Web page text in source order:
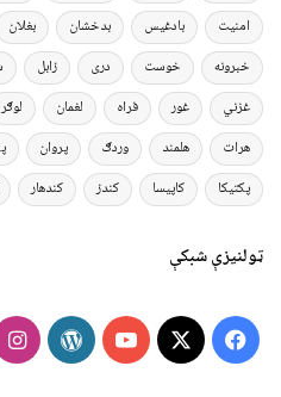
امنیت
بادغیس بدخشان بغلان
خبرونه
خوست دری زابل
غزني
غور فراه لغمان لوګر
هرات
هلمند وردګ پروان
پکتیکا
کاپیسا کندز کندهار
ټولنیزې شبکې
Facebook
X
YouTube